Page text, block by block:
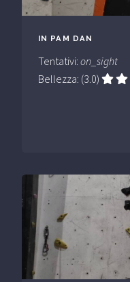
IN PAM DAN
Tentativi: on_sight
Bellezza: (3.0)